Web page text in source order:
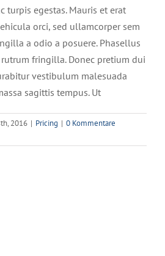
turpis egestas. Mauris et erat
orci, sed ullamcorper sem
a odio a posuere. Phasellus
fringilla. Donec pretium dui
vestibulum malesuada
sagittis tempus. Ut
2016 | Pricing | 0 Kommentare